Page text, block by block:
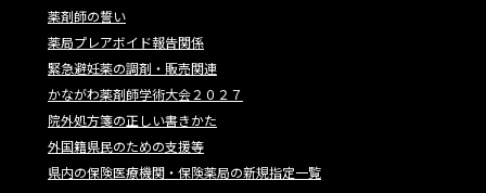
薬剤師の誓い
薬局プレアボイド報告関係
緊急避妊薬の調剤・販売関連
かながわ薬剤師学術大会２０２７
院外処方箋の正しい書きかた
外国籍県民のための支援等
県内の保険医療機関・保険薬局の新規指定一覧